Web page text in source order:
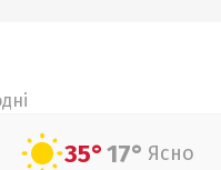
35°17° Ясно